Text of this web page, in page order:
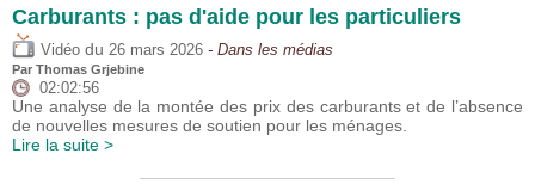
Carburants : pas d'aide pour les particuliers
Vidéo du 26 mars 2026 - Dans les médias
Par Thomas Grjebine
02:02:56
Une analyse de la montée des prix des carburants et de l’absence
de nouvelles mesures de soutien pour les ménages.
Lire la suite >